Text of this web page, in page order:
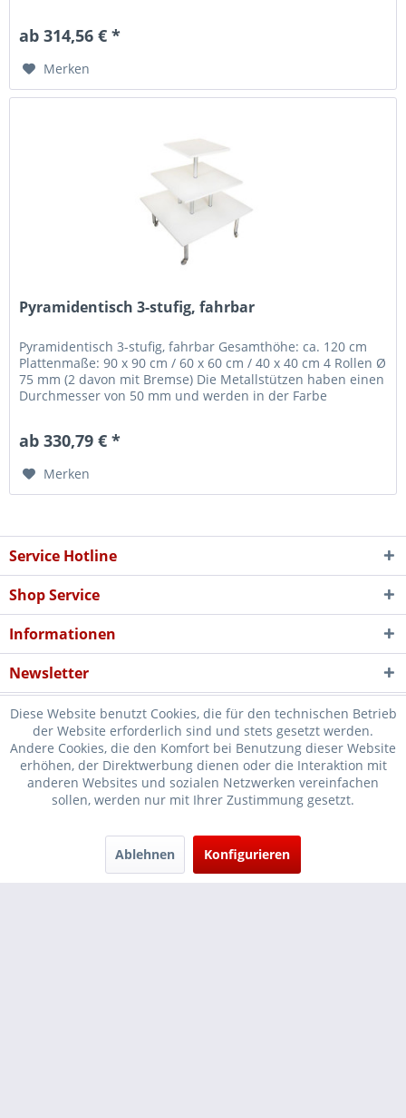
ab 314,56 € *
Merken
Pyramidentisch 3-stufig, fahrbar
Pyramidentisch 3-stufig, fahrbar Gesamthöhe: ca. 120 cm
Plattenmaße: 90 x 90 cm / 60 x 60 cm / 40 x 40 cm 4 Rollen Ø
75 mm (2 davon mit Bremse) Die Metallstützen haben einen
Durchmesser von 50 mm und werden in der Farbe
ab 330,79 € *
Merken
Service Hotline
Shop Service
Informationen
Newsletter
* Verkauf nur an Unternehmer, Gewerbetreibende, Freiberufler und
öffentliche Institutionen, daher verstehen sich alle Preise zzgl.
nicht anders beschrieben
Diese Website benutzt Cookies, die für den technischen Betrieb
der Website erforderlich sind und stets gesetzt werden.
Andere Cookies, die den Komfort bei Benutzung dieser Website
erhöhen, der Direktwerbung dienen oder die Interaktion mit
anderen Websites und sozialen Netzwerken vereinfachen
sollen, werden nur mit Ihrer Zustimmung gesetzt.
Ablehnen Konfigurieren